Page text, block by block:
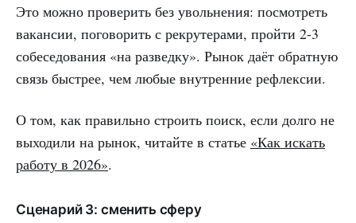
Это можно проверить без увольнения: посмотреть
вакансии, поговорить с рекрутерами, пройти 2-3
собеседования «на разведку». Рынок даёт обратную
связь быстрее, чем любые внутренние рефлексии.
О том, как правильно строить поиск, если долго не
выходили на рынок, читайте в статье «Как искать
работу в 2026».
Сценарий 3: сменить сферу